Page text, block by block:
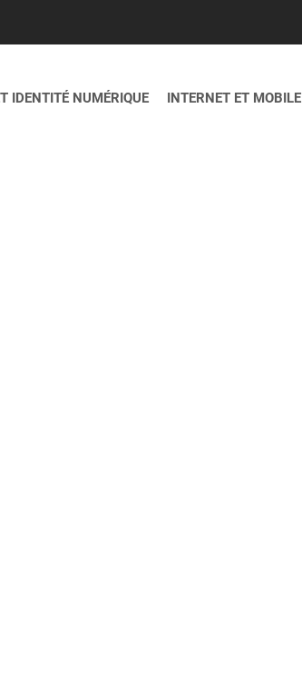
IDENTITÉ NUMÉRIQUE INTERNET ET MOBILE